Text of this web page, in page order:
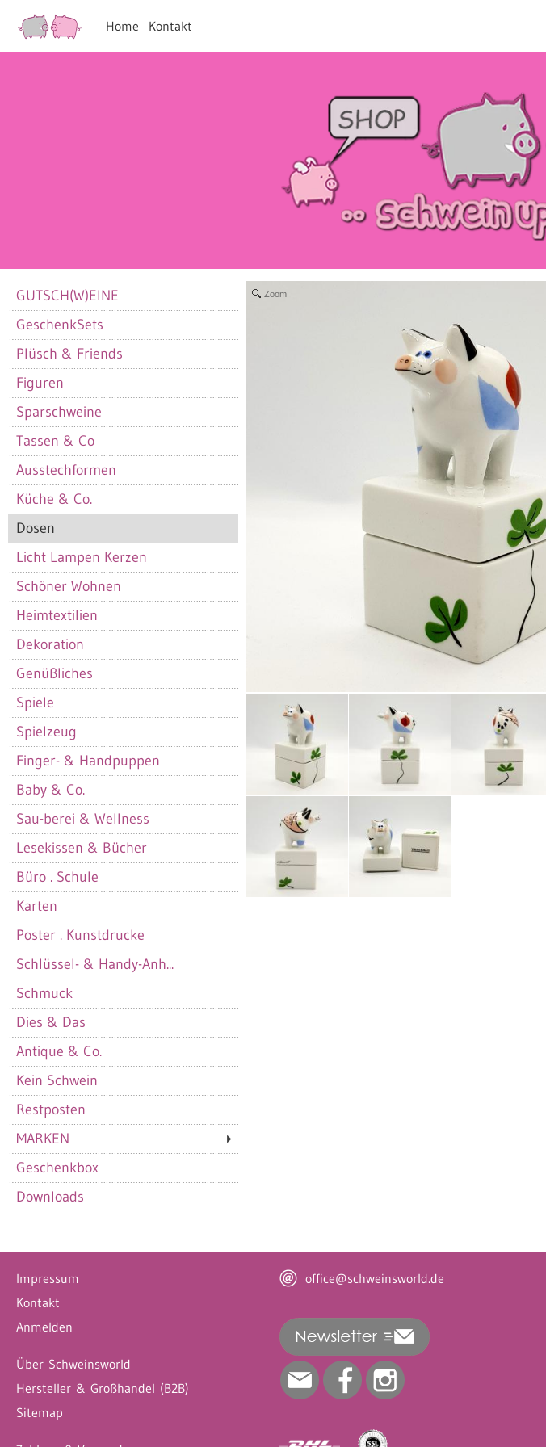
Home Kontakt
GUTSCH(W)EINE
GeschenkSets
Plüsch & Friends
Figuren
Sparschweine
Tassen & Co
Ausstechformen
Küche & Co.
Dosen
Licht Lampen Kerzen
Schöner Wohnen
Heimtextilien
Dekoration
Genüßliches
Spiele
Spielzeug
Finger- & Handpuppen
Baby & Co.
Sau-berei & Wellness
Lesekissen & Bücher
Büro . Schule
Karten
Poster . Kunstdrucke
Schlüssel- & Handy-Anh...
Schmuck
Dies & Das
Antique & Co.
Kein Schwein
Restposten
MARKEN
Geschenkbox
Downloads
Zoom
Impressum
Kontakt
Anmelden
Über Schweinsworld
Hersteller & Großhandel (B2B)
Sitemap
office@schweinsworld.de